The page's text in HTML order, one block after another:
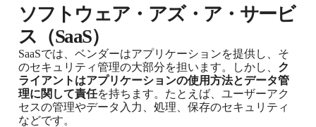
ソフトウェア・アズ・ア・サービ
ス（SaaS）
SaaSでは、ベンダーはアプリケーションを提供し、そ
のセキュリティ管理の大部分を担います。しかし、 ク
ライアントはアプリケーションの使用方法とデータ管
理に関して責任を持ちます。たとえば、ユーザーアク
セスの管理やデータ入力、処理、保存のセキュリティ
などです。